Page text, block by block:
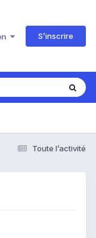
S’inscrire
Toute l’activité